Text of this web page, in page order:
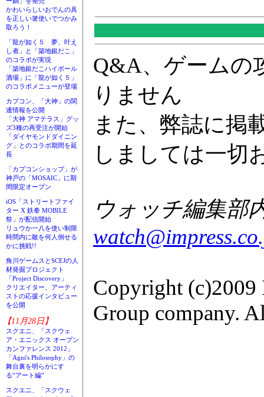
かわいらしいおでんの具
を正しい箸使いでつかみ
取ろう！
「龍が如く５ 夢、叶え
し者」と「築地銀だこ」
のコラボが実現
「築地銀だこハイボール
酒場」に「龍が如く５」
のコラボメニューが登場
カプコン、「大神」の関
連情報を公開
「大神 アマテラス」グッ
ズ3種の再受注が開始
「ダイヤモンドダイニン
グ」とのコラボ期間を延
長
「カプコンショップ」が
神戸の「MOSAIC」に期
間限定オープン
iOS「ストリートファイ
ター X 鉄拳 MOBILE
祭」が配信開始
リュウか一八を使い制限
時間内に敵を何人倒せる
かに挑戦!!
角川ゲームスとSCEJの人
材発掘プロジェクト
「Project Discovery」
クリエイター、アーティ
ストの応援インタビュー
を公開
【11月28日】
スクエニ、「スクウェ
ア・エニックス オープン
カンファレンス 2012」
「Agni's Philosophy」の
舞台裏を明らかにす
る“アート編”
スクエニ、「スクウェ
Q&A、ゲームの
りません
また、弊誌に掲
しましては一切
ウォッチ編集部
Copyright (c)2009
Group company.